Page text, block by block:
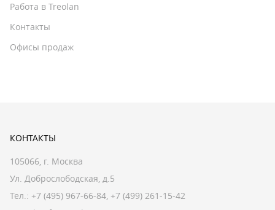
Работа в Treolan
Контакты
Офисы продаж
КОНТАКТЫ
105066, г. Москва
Ул. Доброслободская, д.5
Тел.: +7 (495) 967-66-84, +7 (499) 261-15-42